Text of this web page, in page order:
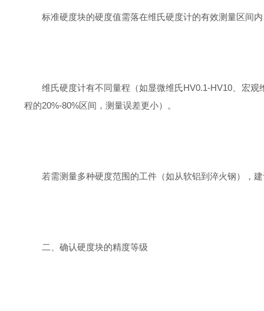
标准硬度块的硬度值需落在维氏硬度计的有效测量区间
维氏硬度计有不同量程（如显微维氏HV0.1-HV10、宏
程的20%-80%区间，测量误差更小）。
若需测量多种硬度范围的工件（如从软铝到淬火钢），
二、确认硬度块的精度等级